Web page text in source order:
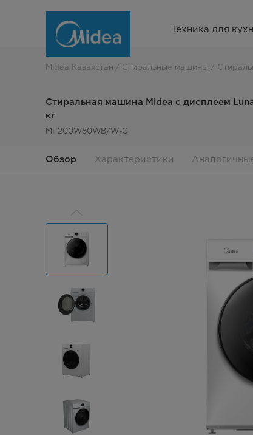
Стиральная
машина
Midea
дисплеем
Техника для
Midea Казахстан Стиральные машины
Стиральная машина Midea с дисплеем
кг
MF200W80WB/W-C
Обзор Характеристики